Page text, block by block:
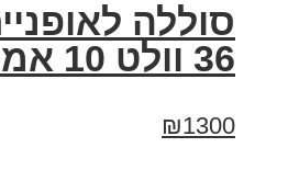
סוללה
36 וולט 10 אמפר
₪1300